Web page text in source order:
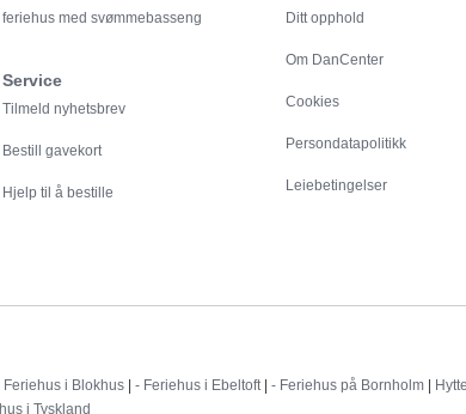
feriehus med svømmebasseng
Service
Tilmeld nyhetsbrev
Bestill gavekort
Hjelp til å bestille
Ditt opphold
Om DanCenter
Cookies
Persondatapolitikk
Leiebetingelser
Feriehus i Blokhus | - Feriehus i Ebeltoft | - Feriehus på Bornholm |
i Tyskland